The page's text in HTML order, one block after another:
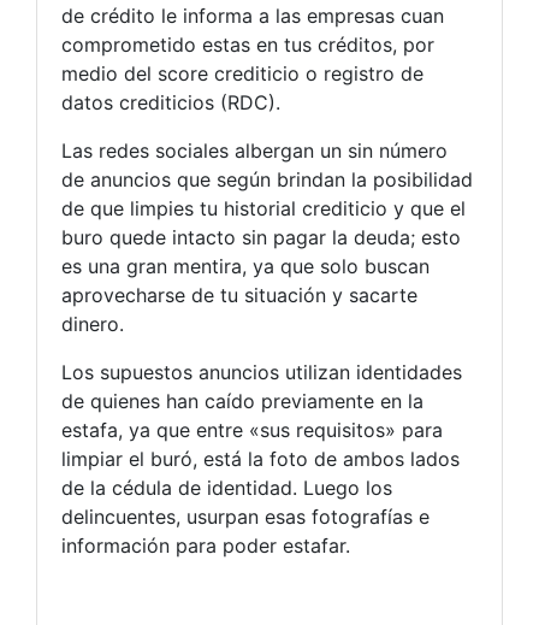
de crédito le informa a las empresas cuan
comprometido estas en tus créditos, por
medio del score crediticio o registro de
datos crediticios (RDC).
Las redes sociales albergan un sin número
de anuncios que según brindan la posibilidad
de que limpies tu historial crediticio y que el
buro quede intacto sin pagar la deuda; esto
es una gran mentira, ya que solo buscan
aprovecharse de tu situación y sacarte
dinero.
Los supuestos anuncios utilizan identidades
de quienes han caído previamente en la
estafa, ya que entre «sus requisitos» para
limpiar el buró, está la foto de ambos lados
de la cédula de identidad. Luego los
delincuentes, usurpan esas fotografías e
información para poder estafar.